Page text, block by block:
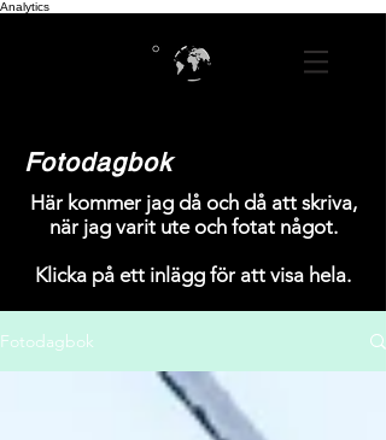
Analytics
Fotodagbok
Här kommer jag då och då att skriva,
när jag varit ute och fotat något.
Klicka på ett inlägg för att visa hela.
Fotodagbok